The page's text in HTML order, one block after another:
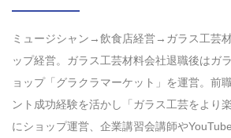
ミュージシャン→飲食店経営→ガラス工芸
ップ経営。ガラス工芸材料会社退職後はガ
ョップ「グラクラマーケット」を運営。前
ント成功経験を活かし「ガラス工芸をより
にショップ運営、企業講習会講師や